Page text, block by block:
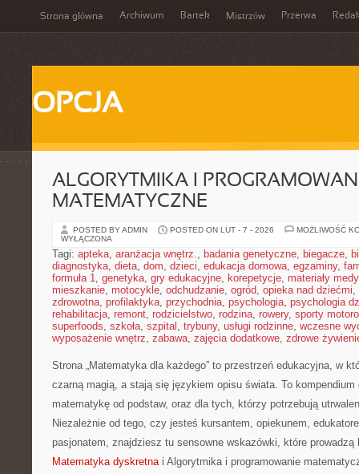
Strona główna Archiwum Bartek Mistrzów Przerwa
OPCJA
ALGORYTMIKA I
MATEMATYCZNE
POSTED BY ADMIN POSTED ON LUT - 7 - 2026
MOŻLIWOŚĆ
WYŁĄCZONA
Tagi: apteka, aranżacja wnętrz., badania genetyczne, biegacze,
diagnostyka, dieta, dom, dzieci, edukacja domowa, egzaminy,
formuła 1, genetyka, gry edukacyjne, korepetycje, materiały
mieszkanie, motocykle, odchudzanie, ogród, opieka nad dziećmi,
zdrowotna, profilaktyka, przychodnia, psychologia, psychologia
rehabilitacja, remont, rodzicielstwo, rodzina, rowery, sporty
superfoods, szkoła, szpital , trybuny, usługi rodzinne, wczesne
wyposażenie wnętrz, zabawa, zajęcia dodatkowe, zdrowe
Strona „Matematyka dla każdego” to przestrzeń edukacyjna, w
czarną magią, a stają się językiem opisu świata. To
matematykę od podstaw, oraz dla tych, którzy potrzebują
Niezależnie od tego, czy jesteś kursantem, opiekunem,
pasjonatem, znajdziesz tu sensowne wskazówki, które
Matematyka dyskretnai Algorytmika i programowanie